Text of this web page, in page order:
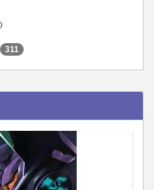
311